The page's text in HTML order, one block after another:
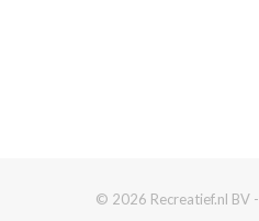
© 2026 Recreatief.nl BV -